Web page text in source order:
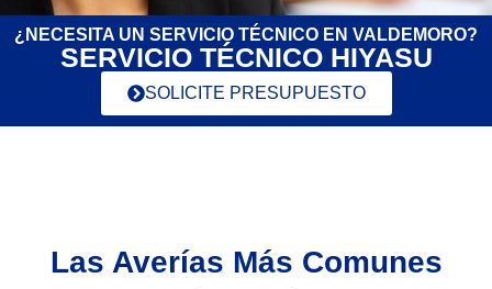
¿NECESITA UN SERVICIO TÉCNICO EN VALDEMORO?
SERVICIO TÉCNICO HIYASU
SOLICITE PRESUPUESTO
Las Averías Más Comunes